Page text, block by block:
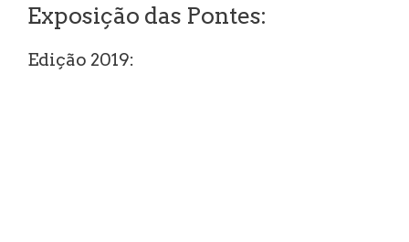
Exposição das Pontes:
Edição 2019: